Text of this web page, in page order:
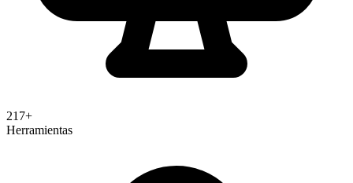
217+
Herramientas